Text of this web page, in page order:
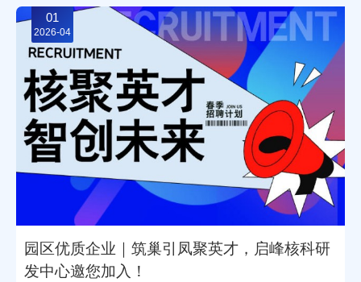
01
2026-04
园区优质企业｜筑巢引凤聚英才，启峰核科研
发中心邀您加入！